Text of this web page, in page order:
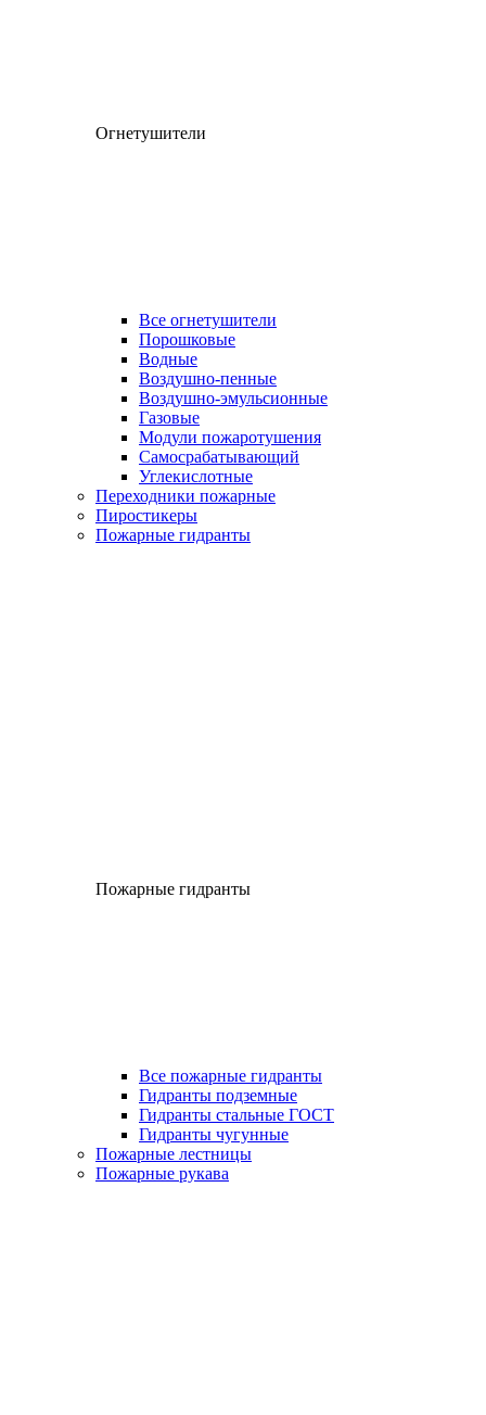
Огнетушители
Все огнетушители
Порошковые
Водные
Воздушно-пенные
Воздушно-эмульсионные
Газовые
Модули пожаротушения
Самосрабатывающий
Углекислотные
Переходники пожарные
Пиростикеры
Пожарные гидранты
Пожарные гидранты
Все пожарные гидранты
Гидранты подземные
Гидранты стальные ГОСТ
Гидранты чугунные
Пожарные лестницы
Пожарные рукава